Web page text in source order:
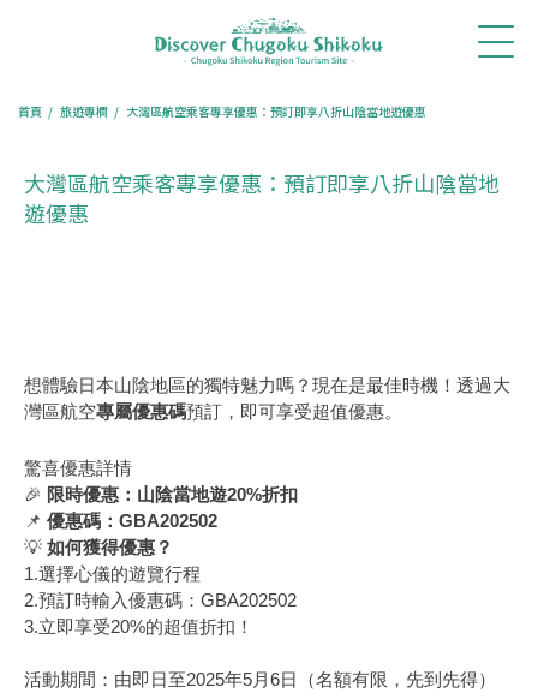
首頁 旅遊專欄 大灣區航空乘客專享優惠：預訂即享八折山陰當地遊優惠
大灣區航空乘客專享優惠：預訂即享八折山陰當地
遊優惠
想體驗日本山陰地區的獨特魅力嗎？現在是最佳時機！透過大
灣區航空專屬優惠碼預訂，即可享受超值優惠。
驚喜優惠詳情
🎉 限時優惠：山陰當地遊20%折扣
📌 優惠碼：GBA202502
💡 如何獲得優惠？
1.選擇心儀的遊覽行程
2.預訂時輸入優惠碼：GBA202502
3.立即享受20%的超值折扣！
活動期間：由即日至2025年5月6日（名額有限，先到先得）
體驗・
行程推
薦
旅遊專
欄
餐廳訂
位